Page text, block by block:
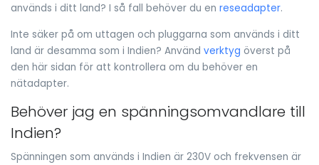
används i ditt land? I så fall behöver du en reseadapter.
Inte säker på om uttagen och pluggarna som används i ditt
land är desamma som i Indien? Använd verktyg överst på
den här sidan för att kontrollera om du behöver en
nätadapter.
Behöver jag en spänningsomvandlare till
Indien?
Spänningen som används i Indien är 230V och frekvensen är